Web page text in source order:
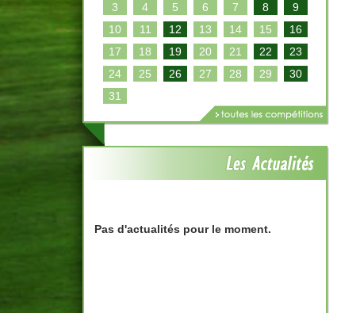
3
4 5 6 7 8
9
10
11 12 13 14 15
16
17
18 19 20 21 22
23
24
25 26 27 28 29
30
31
Pas d'actualités pour le moment.